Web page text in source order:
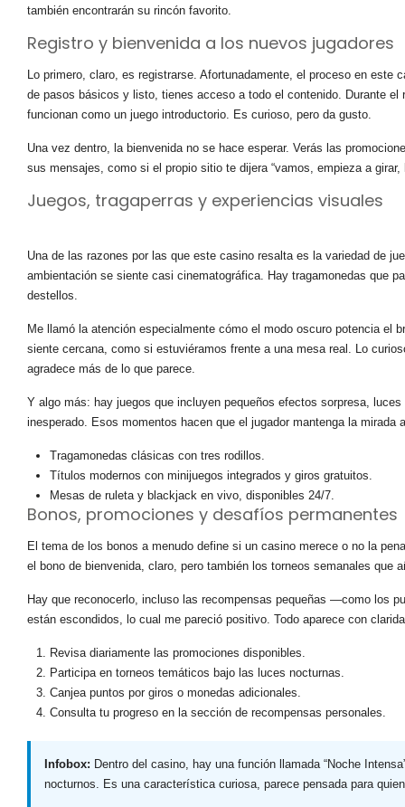
también encontrarán su rincón favorito.
Registro y bienvenida a los nuevos jugadores
Lo primero, claro, es registrarse. Afortunadamente, el proceso en
de pasos básicos y listo, tienes acceso a todo el contenido. Durante
funcionan como un juego introductorio. Es curioso, pero da gusto.
Una vez dentro, la bienvenida no se hace esperar. Verás las
sus mensajes, como si el propio sitio te dijera “vamos, empieza a girar,
Juegos, tragaperras y experiencias visuales
Una de las razones por las que este casino resalta es la variedad de
ambientación se siente casi cinematográfica. Hay tragamonedas que
destellos.
Me llamó la atención especialmente cómo el modo oscuro potencia el
siente cercana, como si estuviéramos frente a una mesa real. Lo
agradece más de lo que parece.
Y algo más: hay juegos que incluyen pequeños efectos sorpresa,
inesperado. Esos momentos hacen que el jugador mantenga la
Tragamonedas clásicas con tres rodillos.
Títulos modernos con minijuegos integrados y giros gratuitos.
Mesas de ruleta y blackjack en vivo, disponibles 24/7.
Bonos, promociones y desafíos permanentes
El tema de los bonos a menudo define si un casino merece o no la
el bono de bienvenida, claro, pero también los torneos semanales que
Hay que reconocerlo, incluso las recompensas pequeñas —como los
están escondidos, lo cual me pareció positivo. Todo aparece con
Revisa diariamente las promociones disponibles.
Participa en torneos temáticos bajo las luces nocturnas.
Canjea puntos por giros o monedas adicionales.
Consulta tu progreso en la sección de recompensas personales.
Infobox: Dentro del casino, hay una función llamada “Noche
nocturnos. Es una característica curiosa, parece pensada para